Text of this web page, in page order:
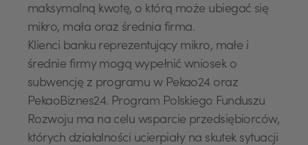
maksymalną kwotę, o którą może ubiegać się
mikro, mała oraz średnia firma.
Klienci banku reprezentujący mikro, małe i
średnie firmy mogą wypełnić wniosek o
subwencję z programu w Pekao24 oraz
PekaoBiznes24. Program Polskiego Funduszu
Rozwoju ma na celu wsparcie przedsiębiorców,
których działalności ucierpiały na skutek sytuacji